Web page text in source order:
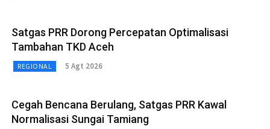
Satgas PRR Dorong Percepatan Optimalisasi
Tambahan TKD Aceh
REGIONAL 5 Agt 2026
Cegah Bencana Berulang, Satgas PRR Kawal
Normalisasi Sungai Tamiang